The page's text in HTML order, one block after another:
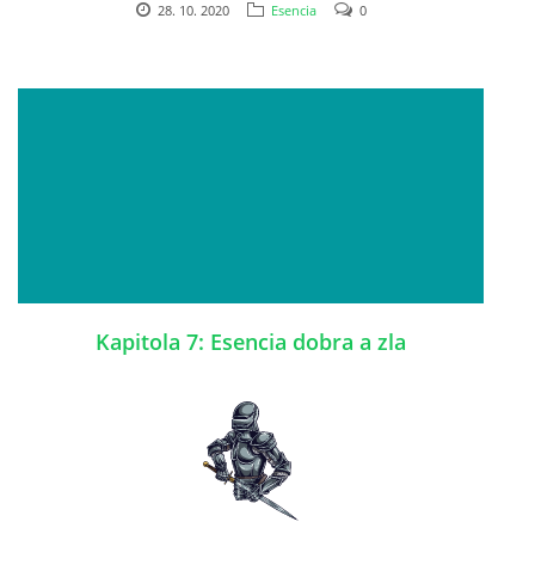
28. 10. 2020 Esencia 0
Kapitola 7: Esencia dobra a zla